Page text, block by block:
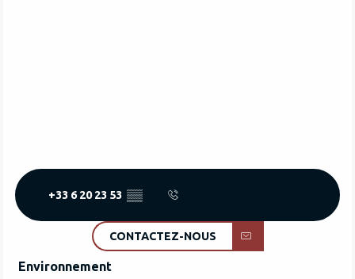
+33 6 20 23 53 ▒▒
CONTACTEZ-NOUS
Environnement
Environnement